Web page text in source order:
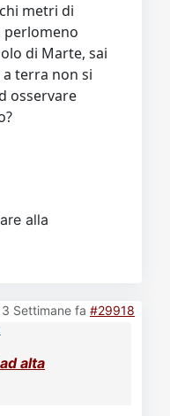
metri di
perlomeno
di Marte, sai
terra non si
osservare
alla
Settimane fa #29918
alta